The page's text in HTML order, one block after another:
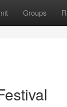
Groups